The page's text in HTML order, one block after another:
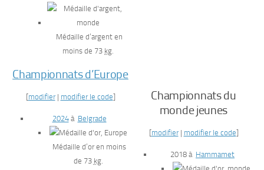
Médaille d’argent en
moins de 73 kg.
Championnats d’Europe
[modifier| modifier le code]
2024à Belgrade
Médaille d’or en moins
de 73 kg.
Championnats du
monde jeunes
[modifier| modifier le code]
2018 à Hammamet